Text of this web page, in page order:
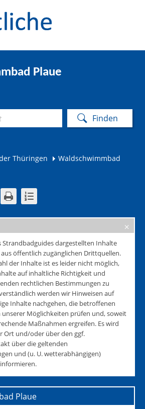
Plaue
Thüringen
Waldschwimmbad
Strandbadguides dargestellten Inhalte
öffentlich zugänglichen Drittquellen.
der Inhalte ist es leider nicht möglich,
auf inhaltliche Richtigkeit und
rechtlichen Bestimmungen zu
werden wir Hinweisen auf
Inhalte nachgehen, die betroffenen
unserer Möglichkeiten prüfen und, soweit
Maßnahmen ergreifen. Es wird
Ort und/oder über den ggf.
über die geltenden
und (u. U. wetterabhängigen)
Plaue